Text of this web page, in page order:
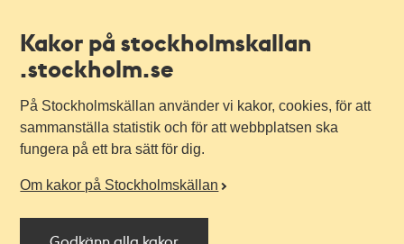
Kakor på stockholmskallan
.stockholm.se
På Stockholmskällan använder vi kakor, cookies, för att
sammanställa statistik och för att webbplatsen ska
fungera på ett bra sätt för dig.
Om kakor på Stockholmskällan